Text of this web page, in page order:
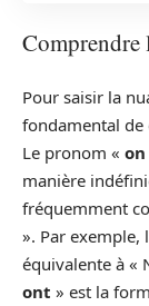
Comprendre
Pour saisir la
fondamental de
Le pronom « on
manière
fréquemment
». Par exemple,
équivalente à «
ont » est la